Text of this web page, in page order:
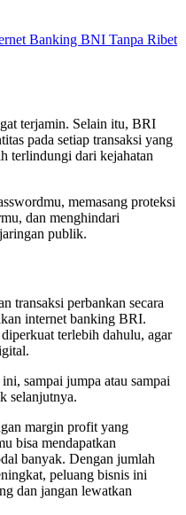
Banking BNI Tanpa Ribet
terjamin. Selain itu, BRI
pada setiap transaksi yang
terlindungi dari kejahatan
memasang proteksi
dan menghindari
publik.
transaksi perbankan secara
internet banking BRI.
terlebih dahulu, agar
sampai jumpa atau sampai
selanjutnya.
margin profit yang
bisa mendapatkan
banyak. Dengan jumlah
peluang bisnis ini
dan jangan lewatkan